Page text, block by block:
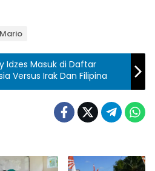
Idzes Masuk di Daftar
Versus Irak Dan Filipina